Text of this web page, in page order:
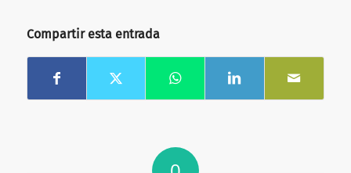
Compartir esta entrada